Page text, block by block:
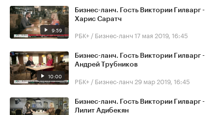
9:59
Бизнес-ланч. Гость Виктории Гилварг -
Харис Саратч
РБК+ / Бизнес-ланч 17 мая 2019, 16:45
10:00
Бизнес-ланч. Гость Виктории Гилварг -
Андрей Трубников
РБК+ / Бизнес-ланч 29 мар 2019, 16:45
Бизнес-ланч. Гость Виктории Гилварг -
Лилит Адибекян